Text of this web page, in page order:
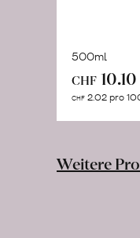
500ml
CHF 10.10
CHF 2.02 pro
Weitere